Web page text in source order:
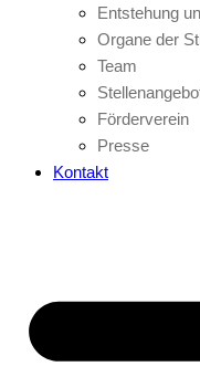
Entstehung
Organe der
Team
Förderverein
Presse
Kontakt